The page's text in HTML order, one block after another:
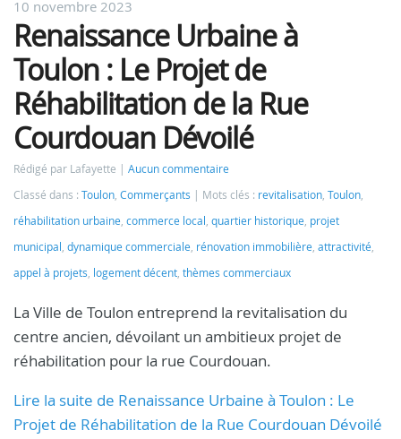
10 novembre 2023
Renaissance Urbaine à
Toulon : Le Projet de
Réhabilitation de la Rue
Courdouan Dévoilé
Rédigé par Lafayette
Aucun commentaire
Classé dans : Toulon, Commerçants Mots clés : revitalisation, Toulon,
réhabilitation urbaine, commerce local , quartier historique, projet
municipal , dynamique commerciale, rénovation immobilière, attractivité,
appel à projets, logement décent, thèmes commerciaux
La Ville de Toulon entreprend la revitalisation du
centre ancien, dévoilant un ambitieux projet de
réhabilitation pour la rue Courdouan.
Lire la suite de Renaissance Urbaine à Toulon : Le
Projet de Réhabilitation de la Rue Courdouan Dévoilé